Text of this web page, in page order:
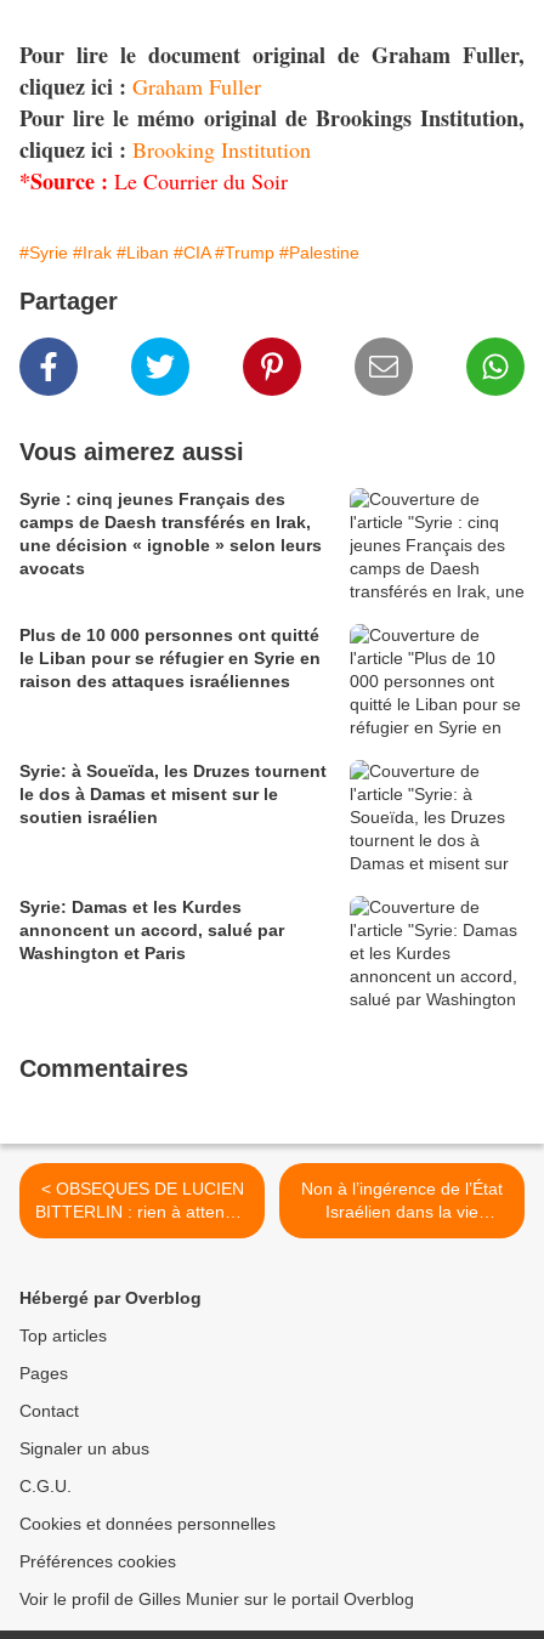
Pour lire le document original de Graham Fuller,
cliquez ici : Graham Fuller
Pour lire le mémo original de Brookings Institution,
cliquez ici : Brooking Institution
*Source : Le Courrier du Soir
#Syrie #Irak #Liban #CIA #Trump #Palestine
Partager
Vous aimerez aussi
Syrie : cinq jeunes Français des
camps de Daesh transférés en Irak,
une décision « ignoble » selon leurs
avocats
Plus de 10 000 personnes ont quitté
le Liban pour se réfugier en Syrie en
raison des attaques israéliennes
Syrie: à Soueïda, les Druzes tournent
le dos à Damas et misent sur le
soutien israélien
Syrie: Damas et les Kurdes
annoncent un accord, salué par
Washington et Paris
Commentaires
< OBSEQUES DE LUCIEN
BITTERLIN : rien à attendre
des régimes arabes
Non à l’ingérence de l’État
Israélien dans la vie
universitaire française >
Hébergé par Overblog
Top articles
Pages
Contact
Signaler un abus
C.G.U.
Cookies et données personnelles
Préférences cookies
Voir le profil de Gilles Munier sur le portail Overblog